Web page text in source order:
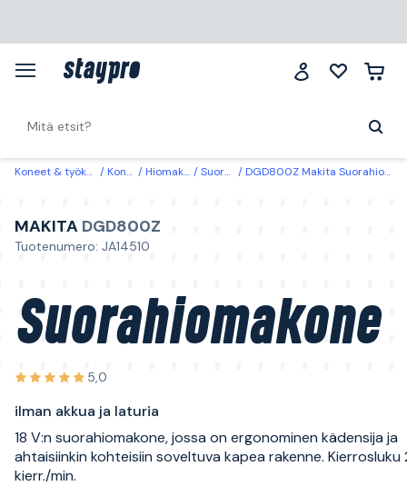
Koneet & työkalut Koneet Hiomakoneet Suorahionta DGD800Z Makita Suorahiomakone ilman akkua ja laturia
MAKITA DGD800Z
Tuotenumero: JA14510
Suorahiomakone
5,0
ilman akkua ja laturia
18 V:n suorahiomakone, jossa on ergonominen kädensija ja
ahtaisiinkin kohteisiin soveltuva kapea rakenne.
kierr./min.